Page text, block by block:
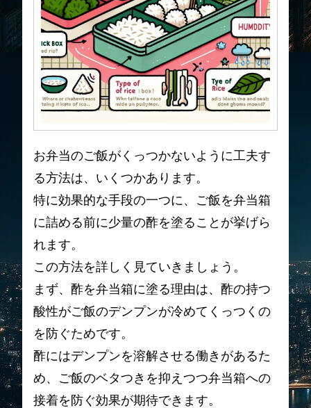
お弁当のご飯がくっつかないように工夫す
る方法は、いくつかあります。
特に効果的な手段の一つに、ご飯を弁当箱
に詰める前に少量の酢を塗ることが挙げら
れます。
この方法を詳しく見ていきましょう。
まず、酢を弁当箱に塗る理由は、酢の持つ
酸性がご飯のデンプンが冷めてくっつくの
を防ぐためです。
酢にはデンプンを溶解させる働きがあるた
め、ご飯のベタつきを抑えつつ弁当箱への
接着を防ぐ効果が期待できます。